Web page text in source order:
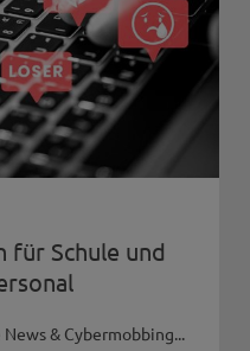
für Schule und
& Cybermobbing...